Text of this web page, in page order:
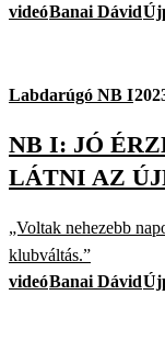
videóBanai Dávid
Labdarúgó NB I
NB I: JÓ
LÁTNI AZ
„Voltak nehezebb
klubváltás.”
videóBanai Dávid